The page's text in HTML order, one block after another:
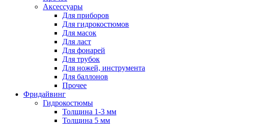
Аксессуары
Для приборов
Для гидрокостюмов
Для масок
Для ласт
Для фонарей
Для трубок
Для ножей, инструмента
Для баллонов
Прочее
Фридайвинг
Гидрокостюмы
Толщина 1-3 мм
Толщина 5 мм